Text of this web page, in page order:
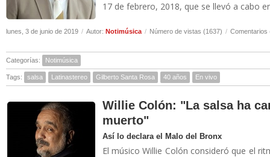
17 de febrero, 2018, que se llevó a cabo
lunes, 3 de junio de 2019 / Autor: Notimúsica / Número de vistas (1637) / Comentarios
Categorías: Notimúsica
Tags: salsa Latinastereo Gilberto Santa Rosa 40 años En vivo
Willie Colón: "La salsa ha
muerto"
Así lo declara el Malo del Bronx
El músico Willie Colón consideró que el